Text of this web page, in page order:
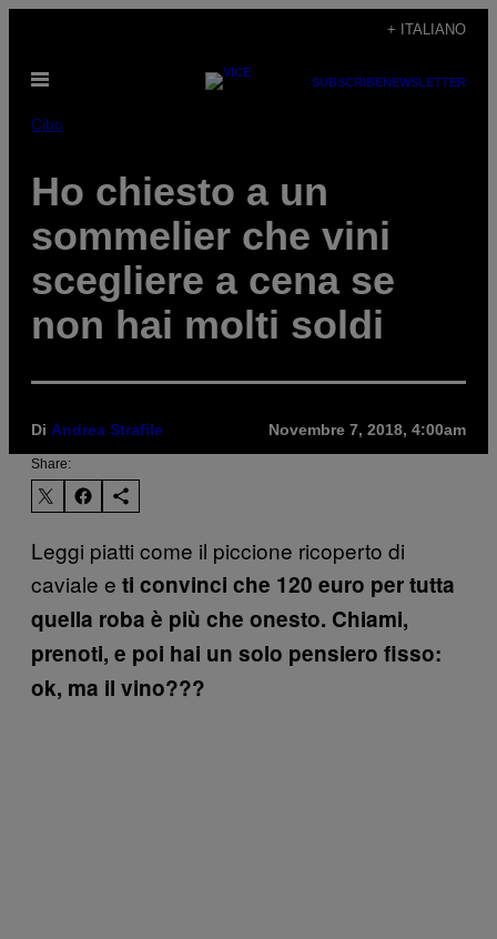
contenuto
+ ITALIANO
Apri
SUBSCRIBENEWSLETTER
Cibo
Ho chiesto a un
sommelier che vini
scegliere a cena se
non hai molti soldi
Di Andrea Strafile Novembre 7, 2018, 4:00am
Share:
Leggi piatti come il piccione ricoperto di
caviale e ti convinci che 120 euro per tutta
quella roba è più che onesto. Chiami,
prenoti, e poi hai un solo pensiero fisso:
ok, ma il vino???